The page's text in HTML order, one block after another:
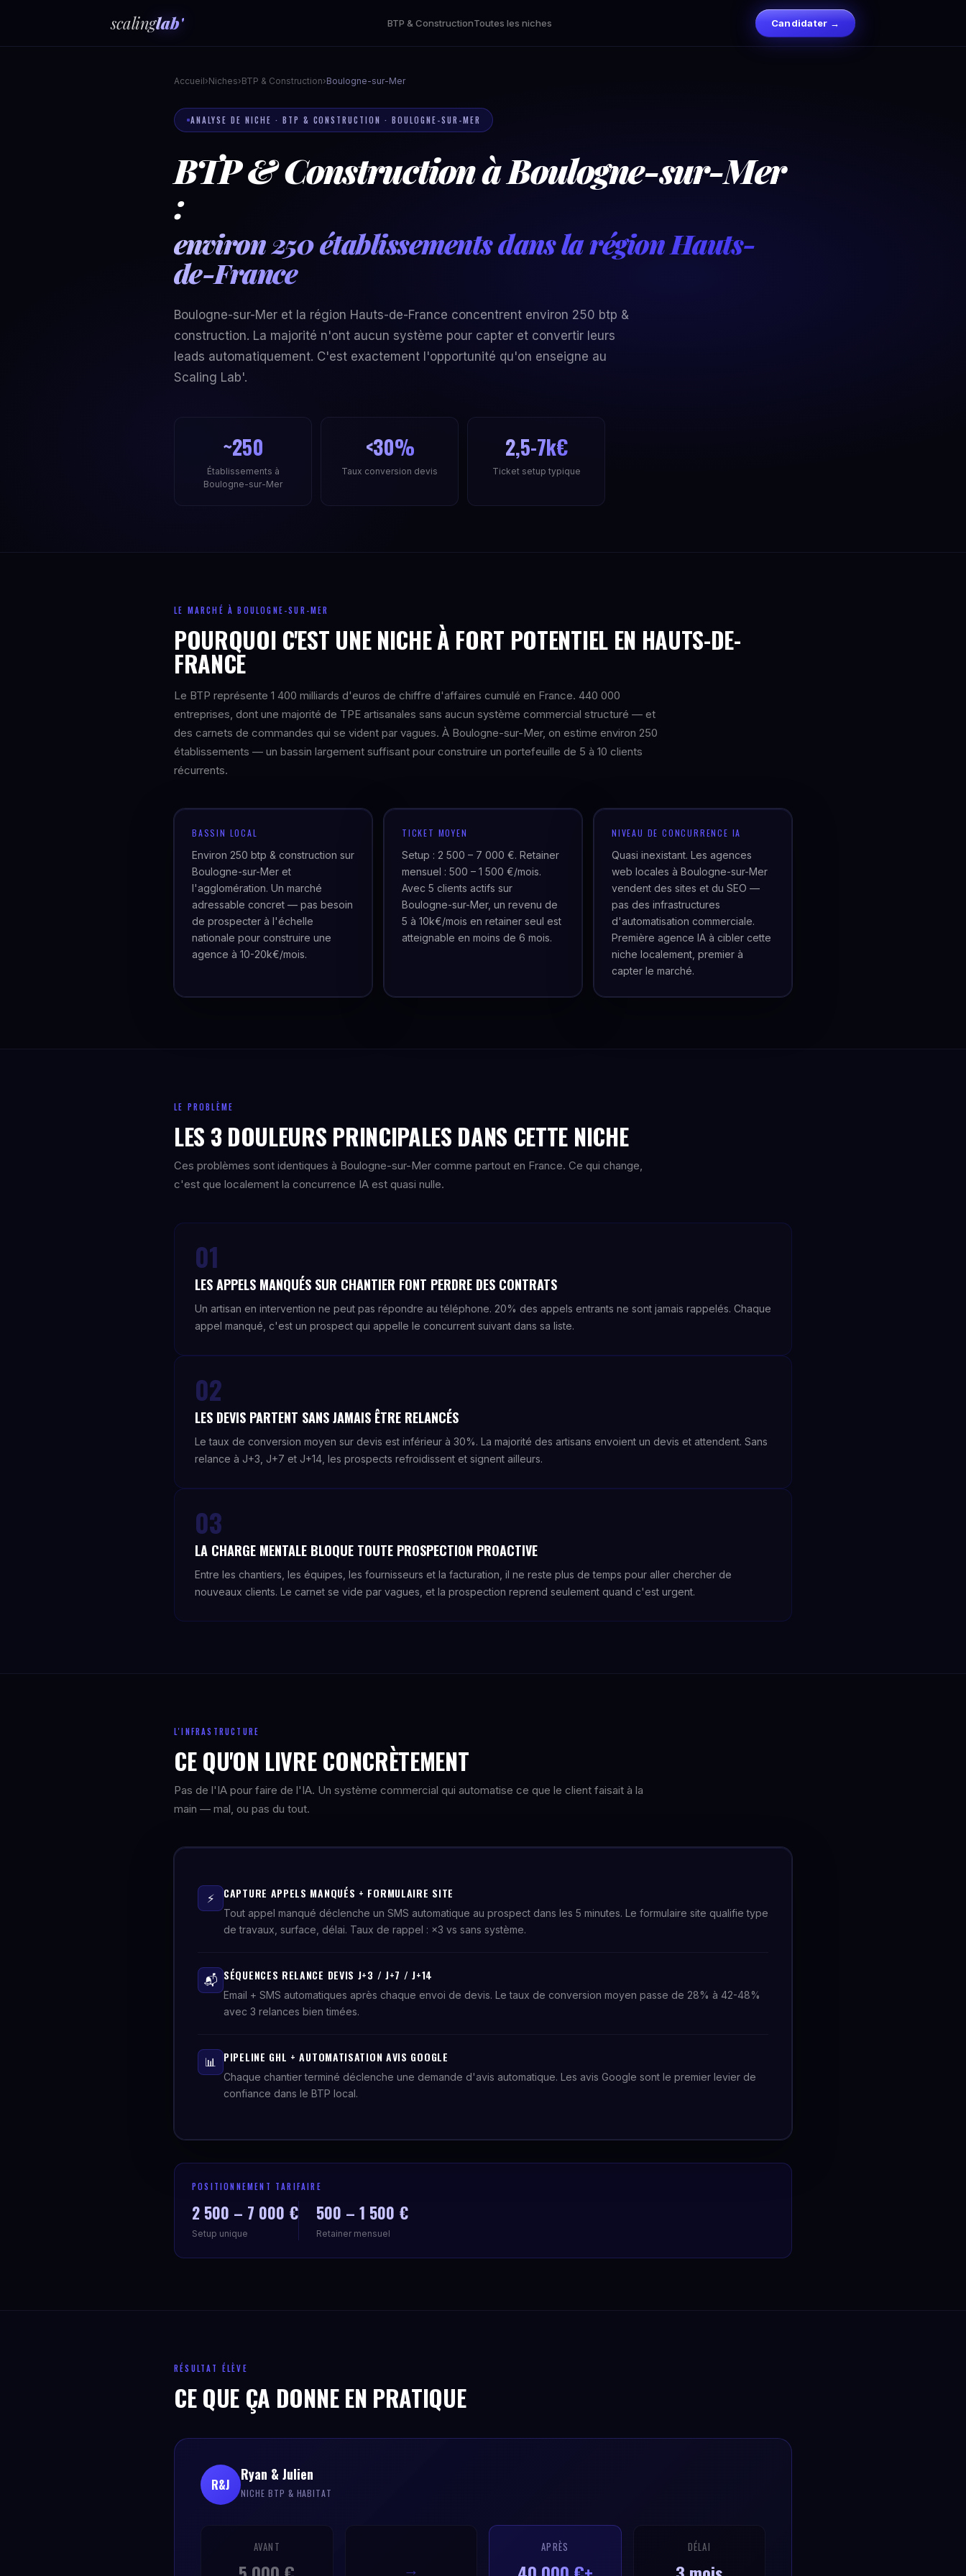
scalinglab' BTP & ConstructionToutes les niches Candidater →
Accueil›Niches›BTP & Construction›Boulogne-sur-Mer
ANALYSE DE NICHE · BTP & CONSTRUCTION · BOULOGNE-SUR-MER
BTP & Construction à Boulogne-sur-Mer
:
environ 250 établissements dans la région Hauts-
de-France
Boulogne-sur-Mer et la région Hauts-de-France concentrent environ 250 btp &
construction. La majorité n'ont aucun système pour capter et convertir leurs
leads automatiquement. C'est exactement l'opportunité qu'on enseigne au
Scaling Lab'.
~250
Établissements à
Boulogne-sur-Mer
<30%
Taux conversion devis
2,5-7k€
Ticket setup typique
LE MARCHÉ À BOULOGNE-SUR-MER
POURQUOI C'EST UNE NICHE À FORT POTENTIEL EN HAUTS-DE-
FRANCE
Le BTP représente 1 400 milliards d'euros de chiffre d'affaires cumulé en France. 440 000
entreprises, dont une majorité de TPE artisanales sans aucun système commercial structuré — et
des carnets de commandes qui se vident par vagues. À Boulogne-sur-Mer, on estime environ 250
établissements — un bassin largement suffisant pour construire un portefeuille de 5 à 10 clients
récurrents.
BASSIN LOCAL
Environ 250 btp & construction sur
Boulogne-sur-Mer et
l'agglomération. Un marché
adressable concret — pas besoin
de prospecter à l'échelle
nationale pour construire une
agence à 10-20k€/mois.
TICKET MOYEN
Setup : 2 500 – 7 000 €. Retainer
mensuel : 500 – 1 500 €/mois.
Avec 5 clients actifs sur
Boulogne-sur-Mer, un revenu de
5 à 10k€/mois en retainer seul est
atteignable en moins de 6 mois.
NIVEAU DE CONCURRENCE IA
Quasi inexistant. Les agences
web locales à Boulogne-sur-Mer
vendent des sites et du SEO —
pas des infrastructures
d'automatisation commerciale.
Première agence IA à cibler cette
niche localement, premier à
capter le marché.
LE PROBLÈME
LES 3 DOULEURS PRINCIPALES DANS CETTE NICHE
Ces problèmes sont identiques à Boulogne-sur-Mer comme partout en France. Ce qui change,
c'est que localement la concurrence IA est quasi nulle.
01
LES APPELS MANQUÉS SUR CHANTIER FONT PERDRE DES CONTRATS
Un artisan en intervention ne peut pas répondre au téléphone. 20% des appels entrants ne sont jamais rappelés. Chaque
appel manqué, c'est un prospect qui appelle le concurrent suivant dans sa liste.
02
LES DEVIS PARTENT SANS JAMAIS ÊTRE RELANCÉS
Le taux de conversion moyen sur devis est inférieur à 30%. La majorité des artisans envoient un devis et attendent. Sans
relance à J+3, J+7 et J+14, les prospects refroidissent et signent ailleurs.
03
LA CHARGE MENTALE BLOQUE TOUTE PROSPECTION PROACTIVE
Entre les chantiers, les équipes, les fournisseurs et la facturation, il ne reste plus de temps pour aller chercher de
nouveaux clients. Le carnet se vide par vagues, et la prospection reprend seulement quand c'est urgent.
L'INFRASTRUCTURE
CE QU'ON LIVRE CONCRÈTEMENT
Pas de l'IA pour faire de l'IA. Un système commercial qui automatise ce que le client faisait à la
main — mal, ou pas du tout.
⚡ CAPTURE APPELS MANQUÉS + FORMULAIRE SITE
Tout appel manqué déclenche un SMS automatique au prospect dans les 5 minutes. Le formulaire site qualifie type
de travaux, surface, délai. Taux de rappel : ×3 vs sans système.
📬 SÉQUENCES RELANCE DEVIS J+3 / J+7 / J+14
Email + SMS automatiques après chaque envoi de devis. Le taux de conversion moyen passe de 28% à 42-48%
avec 3 relances bien timées.
📊 PIPELINE GHL + AUTOMATISATION AVIS GOOGLE
Chaque chantier terminé déclenche une demande d'avis automatique. Les avis Google sont le premier levier de
confiance dans le BTP local.
POSITIONNEMENT TARIFAIRE
2 500 – 7 000 €
Setup unique
500 – 1 500 €
Retainer mensuel
RÉSULTAT ÉLÈVE
CE QUE ÇA DONNE EN PRATIQUE
R&J
Ryan & Julien
NICHE BTP & HABITAT
AVANT
→
APRÈS DÉLAI